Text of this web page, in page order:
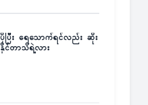
ြီး ရေသောက်ရင်လည်း ဆိုး
နိုင်တာသိရဲ့လား